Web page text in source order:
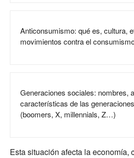
Anticonsumismo: qué es, cultura,
movimientos contra el
Generaciones sociales: nombres,
características de las
(boomers, X, millennials, Z…)
Esta situación afecta la economía,